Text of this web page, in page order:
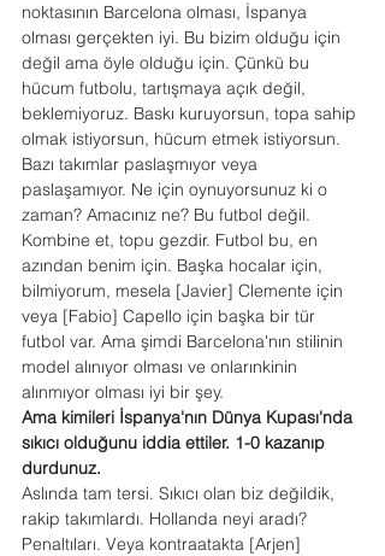
noktasının Barcelona olması, İspanya
olması gerçekten iyi. Bu bizim olduğu için
değil ama öyle olduğu için. Çünkü bu
hücum futbolu, tartışmaya açık değil,
beklemiyoruz. Baskı kuruyorsun, topa sahip
olmak istiyorsun, hücum etmek istiyorsun.
Bazı takımlar paslaşmıyor veya
paslaşamıyor. Ne için oynuyorsunuz ki o
zaman? Amacınız ne? Bu futbol değil.
Kombine et, topu gezdir. Futbol bu, en
azından benim için. Başka hocalar için,
bilmiyorum, mesela [Javier] Clemente için
veya [Fabio] Capello için başka bir tür
futbol var. Ama şimdi Barcelona'nın stilinin
model alınıyor olması ve onlarınkinin
alınmıyor olması iyi bir şey.
Ama kimileri İspanya'nın Dünya Kupası'nda
sıkıcı olduğunu iddia ettiler. 1-0 kazanıp
durdunuz.
Aslında tam tersi. Sıkıcı olan biz değildik,
rakip takımlardı. Hollanda neyi aradı?
Penaltıları. Veya kontraatakta [Arjen]